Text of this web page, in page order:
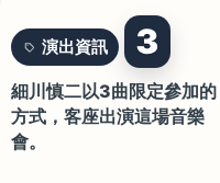
演出資訊 3
細川慎二以3曲限定參加的
方式，客座出演這場音樂
會。